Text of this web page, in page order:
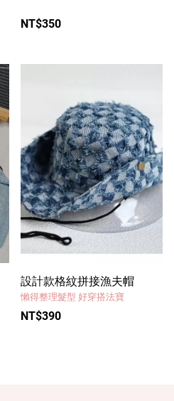
NT$350
設計款格紋拼接漁夫帽
懶得整理髮型 好穿搭法寶
NT$390